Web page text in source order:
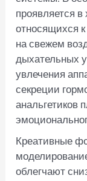
проявляется
относящихся
на свежем
дыхательных
увлечения
секреции
анальгетиков
Креативные
облегчают